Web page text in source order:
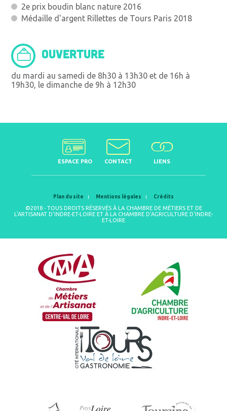
2e prix boudin blanc nature 2016
Médaille d'argent Rillettes de Tours Paris 2018
OUVERTURE
du mardi au samedi de 8h30 à 13h30 et de 16h à
19h30, le dimanche de 9h à 12h30
ESPACE PRO CONTACT LIENS
Plan du site Mentions légales Crédits
©2018 - TOUS DROITS RÉSERVÉS À LA CHAMBRE DE MÉTIERS ET DE
L'ARTISANAT D'INDRE-ET-LOIRE ET À LA CHAMBRE D'AGRICULTURE D'INDRE-
ET-LOIRE